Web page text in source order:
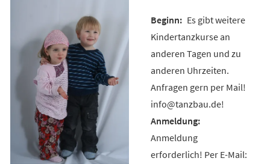
Es gibt weitere
Kindertanzkurse an
anderen Tagen und zu
anderen Uhrzeiten.
Anfragen gern per Mail!
info@tanzbau.de!
Anmeldung
erforderlich! Per E-Mail: